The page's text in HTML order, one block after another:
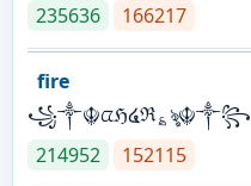
235636
166217
fire
꧁༒☬ᤂℌ໔ℜ؏ৡ☬༒꧂
214952
152115